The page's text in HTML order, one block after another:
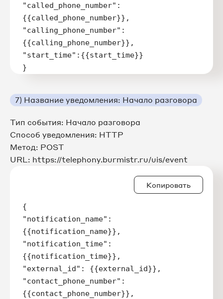
"called_phone_number":
{{called_phone_number}},
"calling_phone_number":
{{calling_phone_number}},
"start_time":{{start_time}}
}
7) Название уведомления: Начало разговора
Тип события: Начало разговора
Способ уведомления: HTTP
Метод: POST
URL: https://telephony.burmistr.ru/uis/event
Копировать
{
"notification_name":
{{notification_name}},
"notification_time":
{{notification_time}},
"external_id": {{external_id}},
"contact_phone_number":
{{contact_phone_number}},